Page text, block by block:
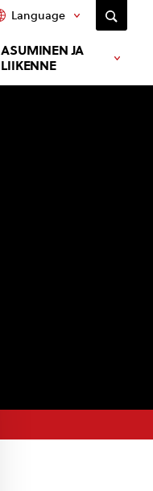
ASUMINEN JA
LIIKENNE
Language